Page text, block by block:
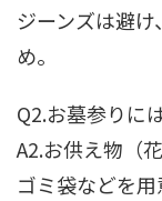
ジーンズは避
め。
Q2.お墓参りに
A2.お供え物（
ゴミ袋などを